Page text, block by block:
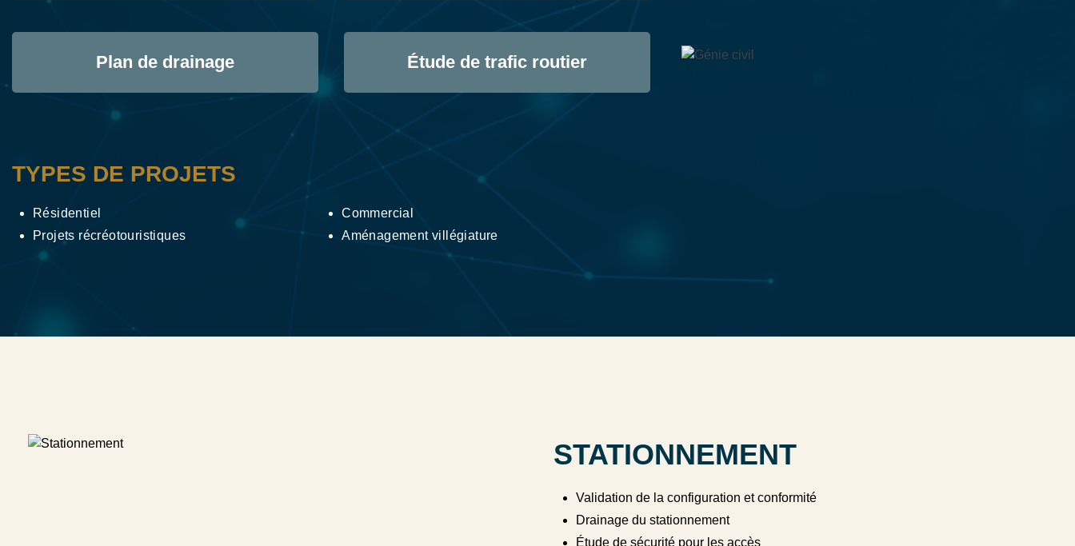
Plan de drainage Étude de trafic routier
TYPES DE PROJETS
Résidentiel
Commercial
Projets récréotouristiques
Aménagement villégiature
STATIONNEMENT
Validation de la configuration et conformité
Drainage du stationnement
Étude de sécurité pour les accès